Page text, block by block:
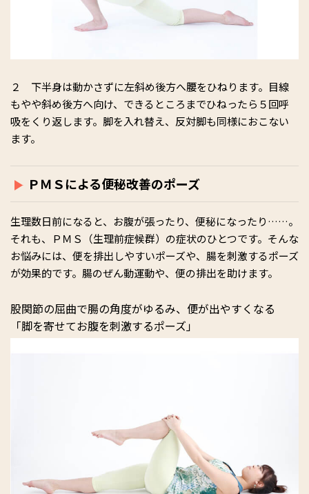
２ 下半身は動かさずに左斜め後方へ腰をひねります。目線
もやや斜め後方へ向け、できるところまでひねったら５回呼
吸をくり返します。脚を入れ替え、反対脚も同様におこない
ます。
ＰＭＳによる便秘改善のポーズ
生理数日前になると、お腹が張ったり、便秘になったり……。
それも、ＰＭＳ（生理前症候群）の症状のひとつです。そんな
お悩みには、便を排出しやすいポーズや、腸を刺激するポーズ
が効果的です。腸のぜん動運動や、便の排出を助けます。
股関節の屈曲で腸の角度がゆるみ、便が出やすくなる
「脚を寄せてお腹を刺激するポーズ」